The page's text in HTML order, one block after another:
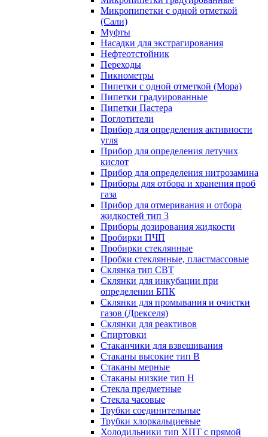
Микропипетки с одной отметкой
(Сали)
Муфты
Насадки для экстрагирования
Нефтеотстойник
Переходы
Пикнометры
Пипетки с одной отметкой (Мора)
Пипетки градуированные
Пипетки Пастера
Поглотители
Прибор для определения активности
угля
Прибор для определения летучих
кислот
Прибор для определения нитрозамина
Приборы для отбора и хранения проб
газа
Прибор для отмеривания и отбора
жидкостей тип 3
Приборы дозирования жидкости
Пробирки ПЧП
Пробирки стеклянные
Пробки стеклянные, пластмассовые
Склянка тип СВТ
Склянки для инкубации при
определении БПК
Склянки для промывания и очистки
газов (Дрекселя)
Склянки для реактивов
Спиртовки
Стаканчики для взвешивания
Стаканы высокие тип В
Стаканы мерные
Стаканы низкие тип Н
Стекла предметные
Стекла часовые
Трубки соединительные
Трубки хлоркальциевые
Холодильники тип ХПТ с прямой